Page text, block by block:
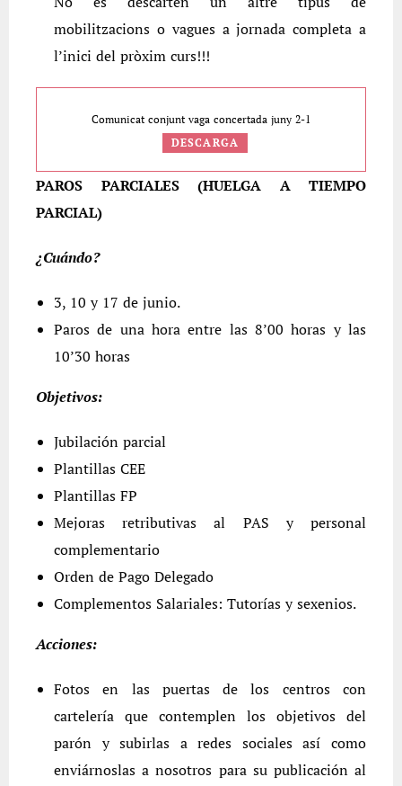
mobilitzacions o vagues a jornada completa a
l’inici del pròxim curs!!!
Comunicat conjunt vaga concertada juny 2-1
DESCARGA
PAROS PARCIALES (HUELGA A TIEMPO
PARCIAL)
¿Cuándo?
3, 10 y 17 de junio.
Paros de una hora entre las 8’00 horas y las
10’30 horas
Objetivos:
Jubilación parcial
Plantillas CEE
Plantillas FP
Mejoras retributivas al PAS y personal
complementario
Orden de Pago Delegado
Complementos Salariales: Tutorías y sexenios.
Acciones:
Fotos en las puertas de los centros con
cartelería que contemplen los objetivos del
parón y subirlas a redes sociales así como
enviárnoslas a nosotros para su publicación al